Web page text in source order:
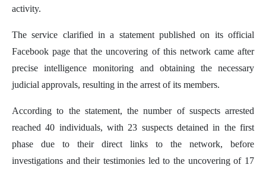
activity.
The service clarified in a statement published on its official
Facebook page that the uncovering of this network came after
precise intelligence monitoring and obtaining the necessary
judicial approvals, resulting in the arrest of its members.
According to the statement, the number of suspects arrested
reached 40 individuals, with 23 suspects detained in the first
phase due to their direct links to the network, before
investigations and their testimonies led to the uncovering of 17